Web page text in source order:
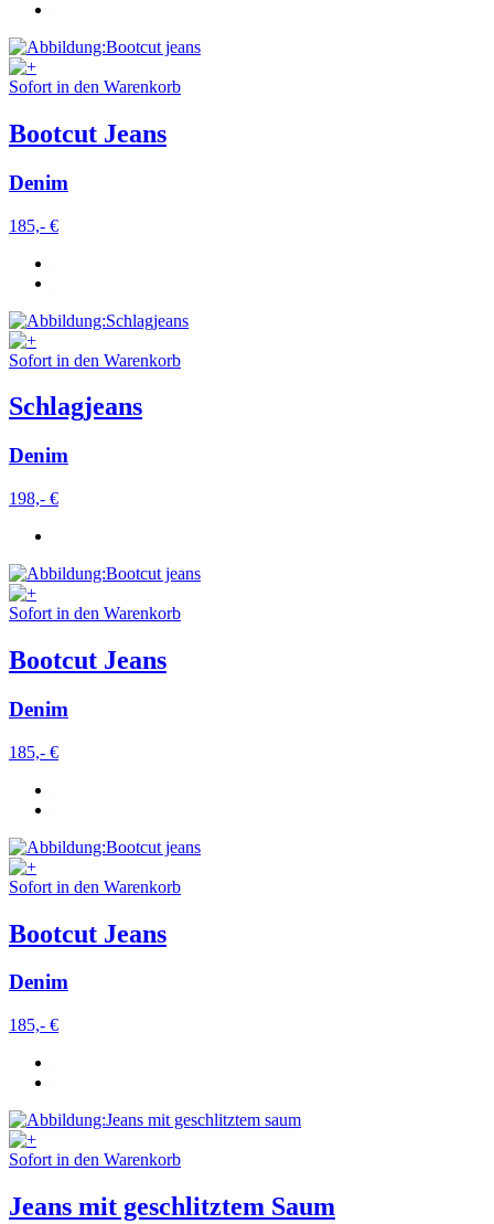
Weitere Informationen:
AGB
Sofort in den Warenkorb
Bootcut Jeans
Denim
185,- €
Sofort in den Warenkorb
Schlagjeans
Denim
198,- €
Sofort in den Warenkorb
Bootcut Jeans
Denim
185,- €
Sofort in den Warenkorb
Bootcut Jeans
Denim
185,- €
Sofort in den Warenkorb
Jeans mit geschlitztem Saum